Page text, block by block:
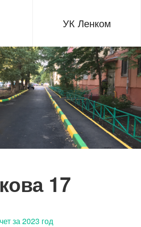
УК Ленком
17
за 2023 год